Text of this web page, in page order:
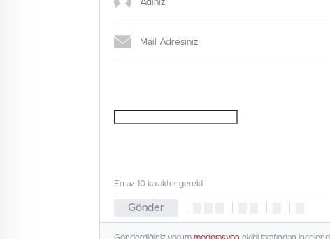
Gönder
En az 10 karakter gerekli